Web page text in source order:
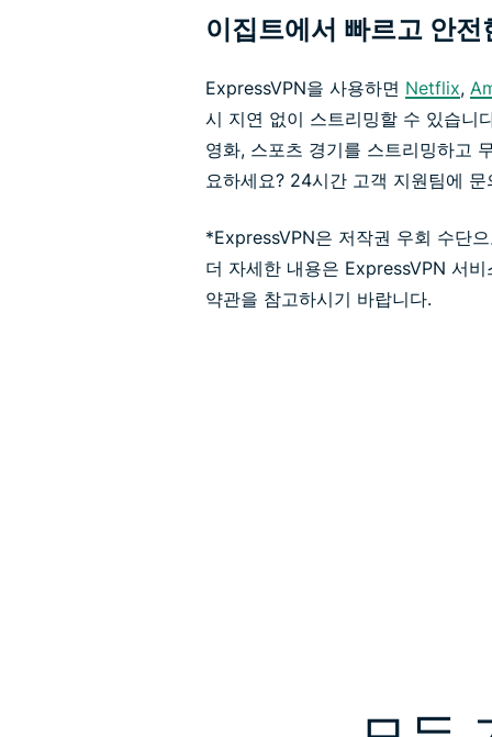
이집트에서 빠르고 안
ExpressVPN을 사용하면 Netflix,
시 지연 없이 스트리밍할 수 있습니
영화, 스포츠 경기를 스트리밍하고
요하세요? 24시간 고객 지원팀에
*ExpressVPN은 저작권 우회 수단
더 자세한 내용은 ExpressVPN 서
약관을 참고하시기 바랍니다.